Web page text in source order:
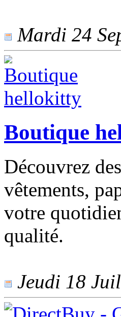
Mardi 24
Boutique
Découvrez
vêtements,
votre
qualité.
Jeudi 18